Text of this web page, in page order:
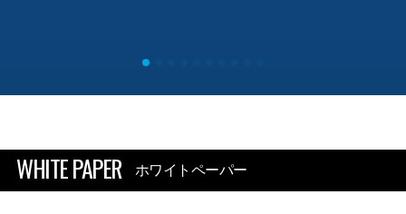
WHITE PAPER ホワイトペーパー